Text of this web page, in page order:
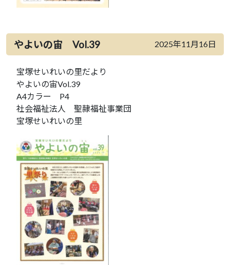
やよいの宙 Vol.39 2025年11月16日
宝塚せいれいの里だより
やよいの宙Vol.39
A4カラー P4
社会福祉法人 聖隷福祉事業団
宝塚せいれいの里